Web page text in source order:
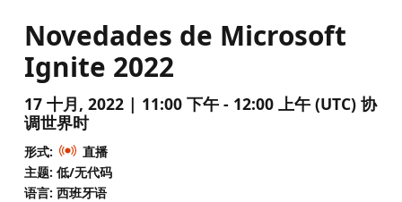
Novedades de Microsoft
Ignite 2022
17 十月, 2022 | 11:00 下午 - 12:00 上午 (UTC) 协
调世界时
形式:
直播
主题: 低/无代码
语言: 西班牙语